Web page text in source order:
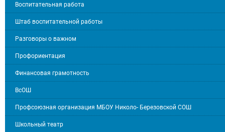
Воспитательная работа
Штаб воспитательной работы
Разговоры о важном
Профориентация
Финансовая грамотность
ВсОШ
Профсоюзная организация МБОУ Николо- Березовской СОШ
Школьный театр